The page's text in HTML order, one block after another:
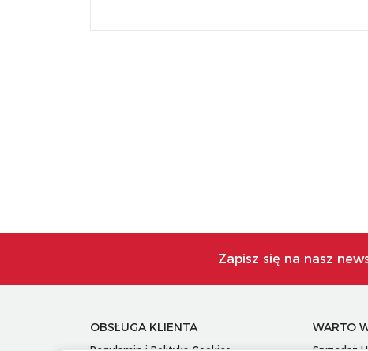
Zapisz się na nasz
OBSŁUGA KLIENTA WARTO